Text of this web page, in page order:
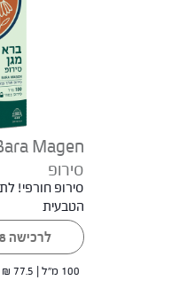
סירופ
סירופ חורפי!
הטבעית
לרכישה
100 מ"ל | ₪ 77.5